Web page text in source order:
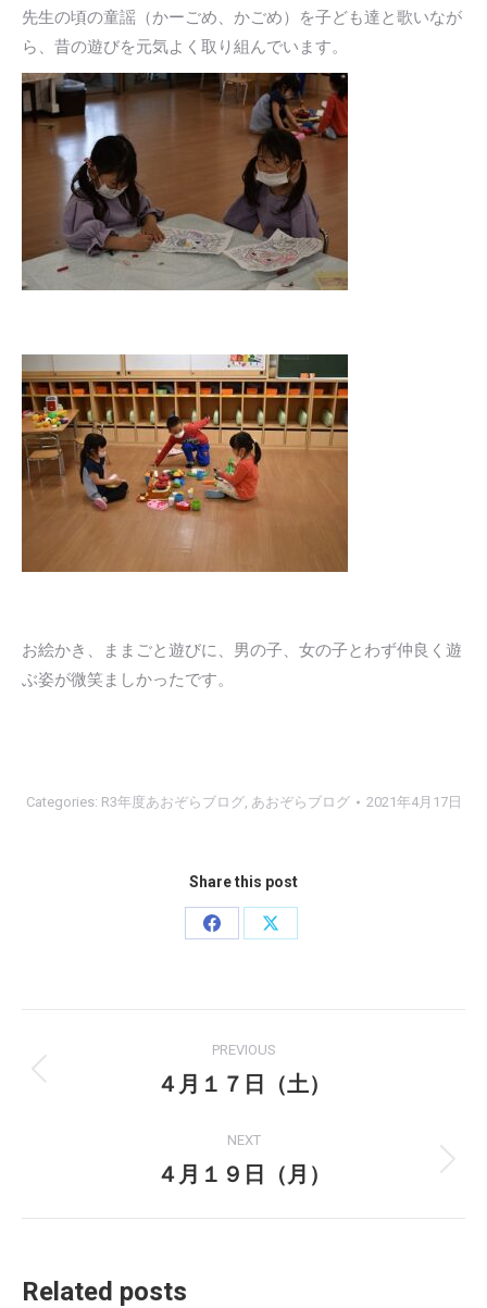
先生の頃の童謡（かーごめ、かごめ）を子ども達と歌いなが
ら、昔の遊びを元気よく取り組んでいます。
お絵かき、ままごと遊びに、男の子、女の子とわず仲良く遊
ぶ姿が微笑ましかったです。
Categories: R3年度あおぞらブログ, あおぞらブログ 2021年4月17日
Share this post
Share
Share
navigation
PREVIOUS
Previous
４月１７日（土）
NEXT
Next
４月１９日（月）
Related posts